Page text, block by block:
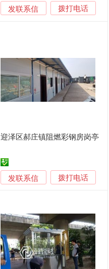
发联系信 拨打电话
迎泽区郝庄镇阻燃彩钢房岗亭
发联系信 拨打电话